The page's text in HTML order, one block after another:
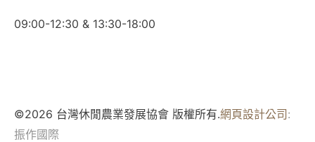
09:00-12:30 & 13:30-18:00
©2026 台灣休閒農業發展協會 版權所有.網頁設計公司:
振作國際